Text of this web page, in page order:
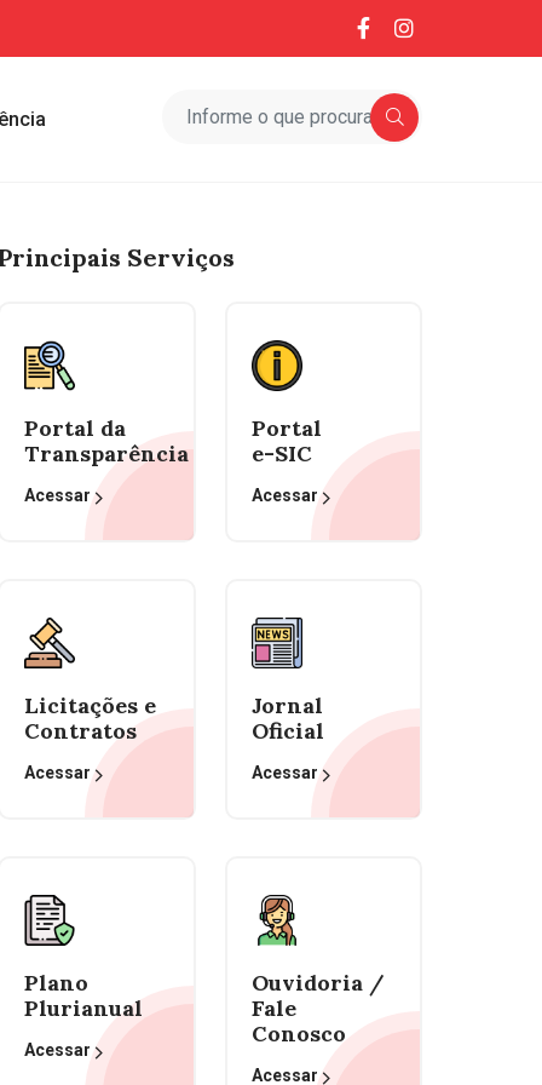
Serviços
Portal da
Transparência
Acessar
Portal
e-SIC
Acessar
Licitações e
Contratos
Acessar
Jornal
Oficial
Acessar
Plano
Plurianual
Acessar
Ouvidoria /
Fale
Conosco
Acessar